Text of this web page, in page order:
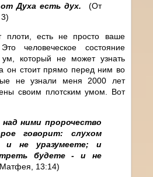
Духа есть дух.
(От
плоти, есть не просто ваше
человеческое состояние
ум, который не может узнать
он стоит прямо перед ним во
не узнали меня 2000 лет
своим плотским умом. Вот
ними пророчество
говорит: слухом
не уразумеете; и
будете - и не
13:14)